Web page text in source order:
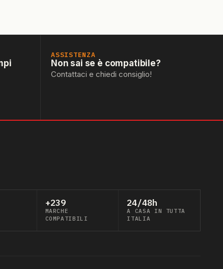
ASSISTENZA
Non sai se è compatibile?
Contattaci e chiedi consiglio!
+239
MARCHE
COMPATIBILI
24/48h
A CASA IN TUTTA
ITALIA